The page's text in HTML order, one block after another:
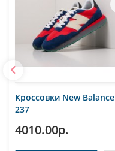
Кроссовки New Balance
237
4010.00р.